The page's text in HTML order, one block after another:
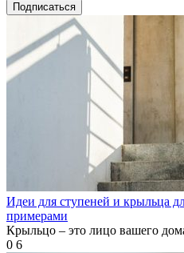
Подписаться
Идеи для ступеней и крыльца
примерами
Крыльцо – это лицо вашего
0 6